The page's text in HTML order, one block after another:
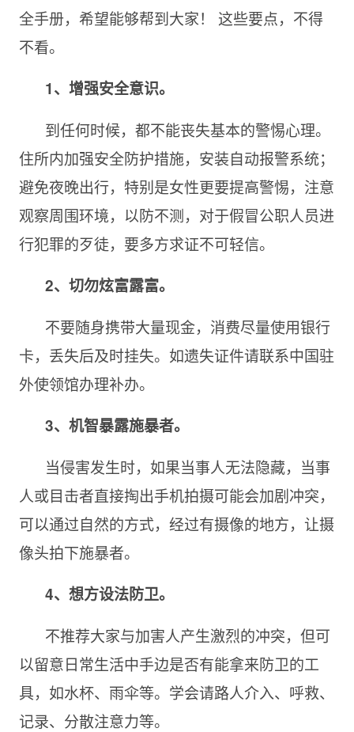
全手册，希望能够帮到大家！ 这些要点，不得
不看。
1、增强安全意识。
到任何时候，都不能丧失基本的警惕心理。
住所内加强安全防护措施，安装自动报警系统；
避免夜晚出行，特别是女性更要提高警惕，注意
观察周围环境，以防不测，对于假冒公职人员进
行犯罪的歹徒，要多方求证不可轻信。
2、切勿炫富露富。
不要随身携带大量现金，消费尽量使用银行
卡，丢失后及时挂失。如遗失证件请联系中国驻
外使领馆办理补办。
3、机智暴露施暴者。
当侵害发生时，如果当事人无法隐藏，当事
人或目击者直接掏出手机拍摄可能会加剧冲突，
可以通过自然的方式，经过有摄像的地方，让摄
像头拍下施暴者。
4、想方设法防卫。
不推荐大家与加害人产生激烈的冲突，但可
以留意日常生活中手边是否有能拿来防卫的工
具，如水杯、雨伞等。学会请路人介入、呼救、
记录、分散注意力等。